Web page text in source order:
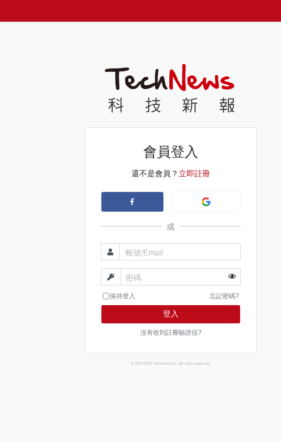
會員登入
還不是會員？ 立即註冊
或
帳號/Email
密碼
保持登入 忘記密碼?
登入
沒有收到註冊驗證信?
© 2013-2026 TechNews Inc. All rights reserved.